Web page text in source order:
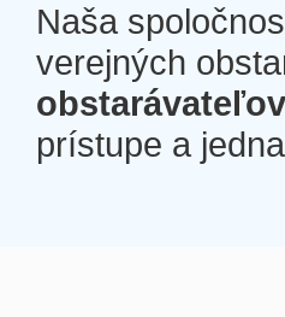
Naša
verejných
obstarávateľov
prístupe a